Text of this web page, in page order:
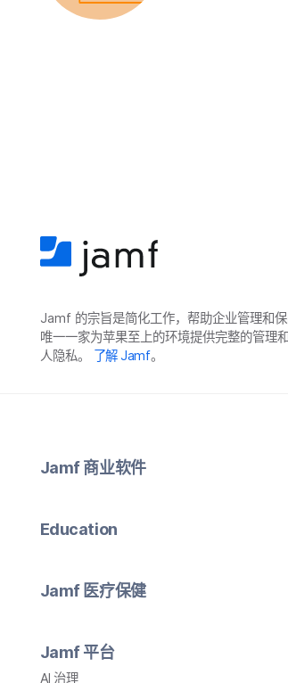
Jamf 的​宗旨​是​简化​工作，​帮助​企业​管理​和​
唯​一​一​家​为​苹果​至​上​的​环境​提供​完整​的​管理​
人​隐私。
了解Jamf。
Jamf商业​软件
Education
Jamf 医​疗​保健
Jamf平台
AI治理